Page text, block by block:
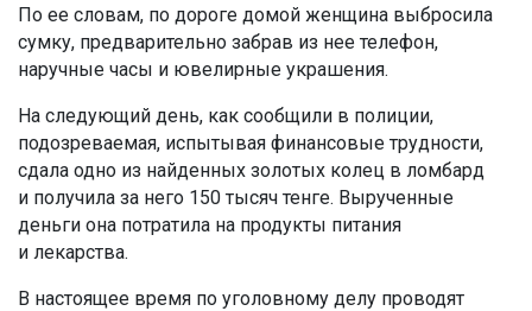
По ее словам, по дороге домой женщина выбросила
сумку, предварительно забрав из нее телефон,
наручные часы и ювелирные украшения.
На следующий день, как сообщили в полиции,
подозреваемая, испытывая финансовые трудности,
сдала одно из найденных золотых колец в ломбард
и получила за него 150 тысяч тенге. Вырученные
деньги она потратила на продукты питания
и лекарства.
В настоящее время по уголовному делу проводят